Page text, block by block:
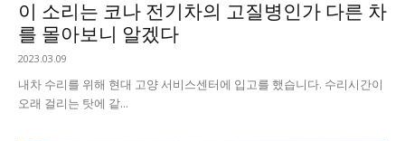
이 소리는 코나 전기차의 고질병인가 다른 차
를 몰아보니 알겠다
2023.03.09
내차 수리를 위해 현대 고양 서비스센터에 입고를 했습니다. 수리시간이
오래 걸리는 탓에 같...